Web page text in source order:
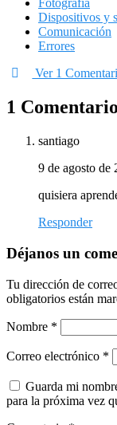
Fotografía
Dispositivos y
Comunicación
Errores
Ver 1
1 Comentario
santiago
9 de agosto de
quisiera
Responder
Déjanos un
Tu dirección de
obligatorios están
Nombre *
Correo electrónico *
Guarda mi
para la próxima vez